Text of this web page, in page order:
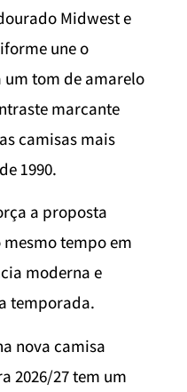
Midwest e
une o
um tom de amarelo
marcante
camisas mais
1990.
a proposta
tempo em
moderna e
temporada.
nova camisa
2026/27 tem um